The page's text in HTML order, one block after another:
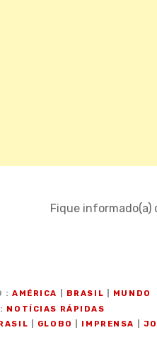
Fique informado(a)
AMÉRICA BRASIL
MUNDO
NOTÍCIAS RÁPIDAS
GLOBO IMPRENSA